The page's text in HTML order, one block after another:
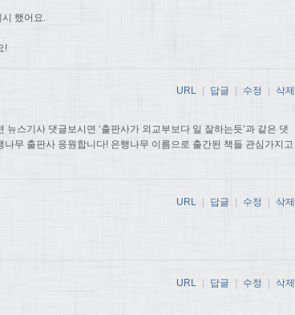
했어요.
!
스기사 댓글보시면 ‘출판사가 외교부보다 일 잘하는듯’과 같은 댓
무 출판사 응원합니다! 은행나무 이름으로 출간된 책들 관심가지고
URL 답글 수정 삭제
URL | 답글 | 수정 | 삭제
URL | 답글 | 수정 | 삭제